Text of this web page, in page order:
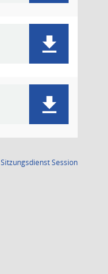
SitzungsdienstSession(Wird in